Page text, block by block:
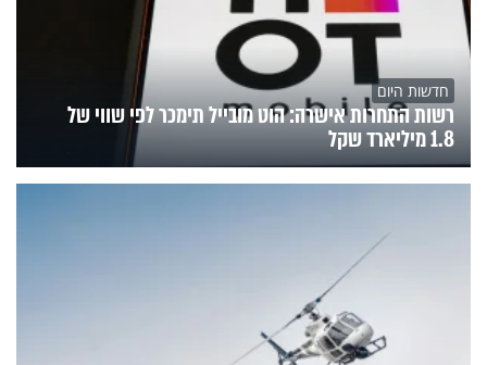
חדשות היום
רשות התחרות אישרה: הוט מובייל תימכר לפי שווי של
1.8 מיליארד שקל